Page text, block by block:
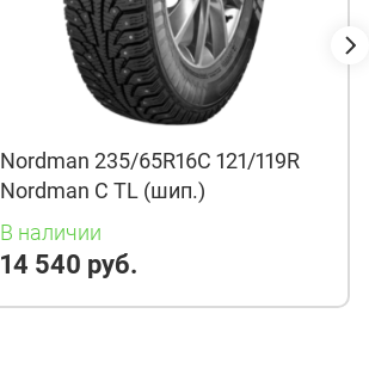
Nordman 235/65R16C 121/119R
Nordman C TL (шип.)
В наличии
14 540 руб.